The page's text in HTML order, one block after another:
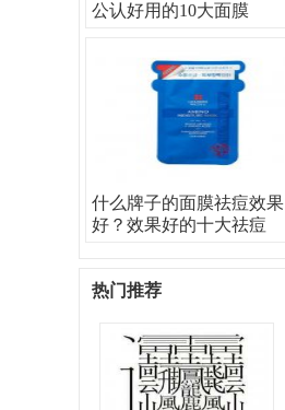
公认好用的10大面膜
什么牌子的面膜祛痘效果
好？效果好的十大祛痘
热门推荐